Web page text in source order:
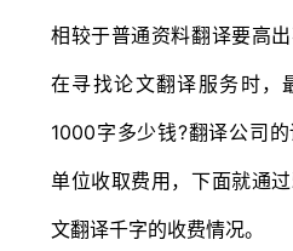
相较于普通资料翻译要高
在寻找论文翻译服务时，
1000字多少钱?翻译公司
单位收取费用，下面就通
文翻译千字的收费情况。